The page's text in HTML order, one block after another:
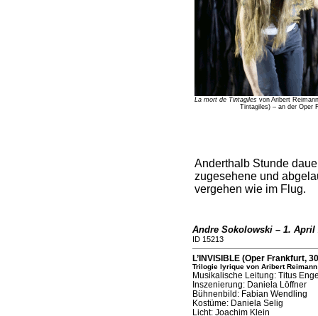
La mort de Tintagiles von Aribert
Tintagiles) – an der Oper
Anderthalb Stunde
zugesehene und
vergehen wie im Flug.
Andre Sokolowski – 1. April
ID 15213
L’INVISIBLE (Oper Frankfurt,
Trilogie lyrique von Aribert Reimann
Musikalische Leitung: Titus
Inszenierung: Daniela Löffner
Bühnenbild: Fabian Wendling
Kostüme: Daniela Selig
Licht: Joachim Klein